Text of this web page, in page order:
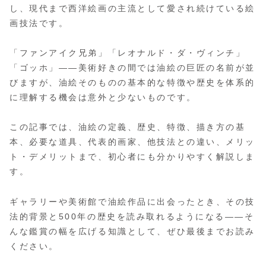
し、現代まで西洋絵画の主流として愛され続けている絵
画技法です。
「ファンアイク兄弟」「レオナルド・ダ・ヴィンチ」
「ゴッホ」——美術好きの間では油絵の巨匠の名前が並
びますが、油絵そのものの基本的な特徴や歴史を体系的
に理解する機会は意外と少ないものです。
この記事では、油絵の定義、歴史、特徴、描き方の基
本、必要な道具、代表的画家、他技法との違い、メリッ
ト・デメリットまで、初心者にも分かりやすく解説しま
す。
ギャラリーや美術館で油絵作品に出会ったとき、その技
法的背景と500年の歴史を読み取れるようになる——そ
んな鑑賞の幅を広げる知識として、ぜひ最後までお読み
ください。